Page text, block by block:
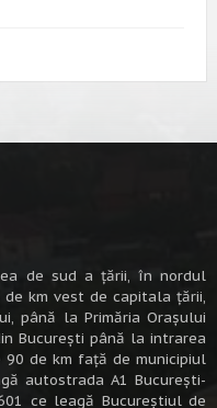
de sud a ţării, în nordul
km vest de capitala țării,
până la Primăria Orașului
București până la intrarea
de km faţă de municipiul
autostrada A1 Bucureşti-
ce leagă Bucureştiul de